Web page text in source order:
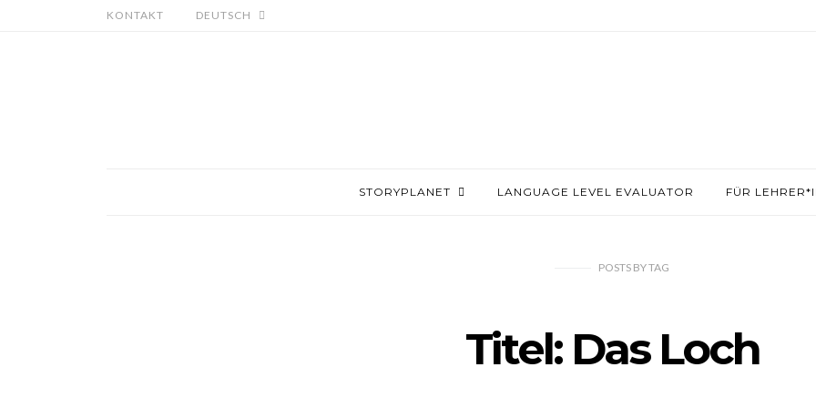
KONTAKT DEUTSCH
STORYPLANET LANGUAGE LEVEL EVALUATOR FÜR
POSTS BYTAG
Titel: Das Loch